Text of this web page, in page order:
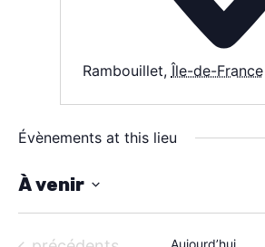
Rambouillet, Île-de-France
Évènements at this lieu
À venir
S
é